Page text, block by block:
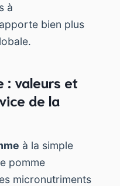
à
bien plus
: valeurs et
de la
à la simple
pomme
micronutriments